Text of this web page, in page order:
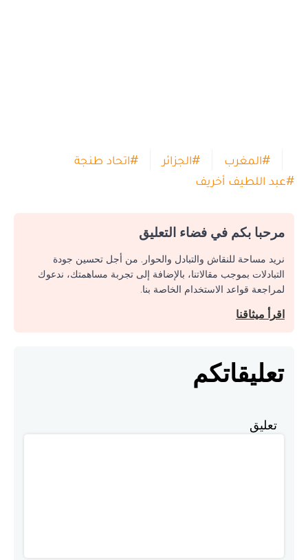
#المغرب #الجزائر #اتحاد طنجة
#عبد اللطيف أخريف
مرحبا بكم في فضاء التعليق
نريد مساحة للنقاش والتبادل والحوار. من أجل تحسين جودة
التبادلات بموجب مقالاتنا، بالإضافة إلى تجربة مساهمتك، ندعوك
لمراجعة قواعد الاستخدام الخاصة بنا.
اقرأ ميثاقنا
تعليقاتكم
تعليق